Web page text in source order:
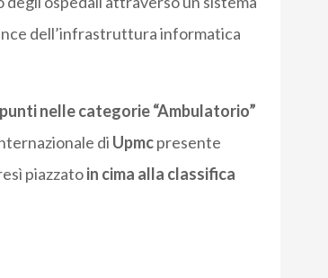
dell’infrastruttura informatica
nelle categorie “Ambulatorio”
di Upmcpresente
piazzatoin cima alla classifica